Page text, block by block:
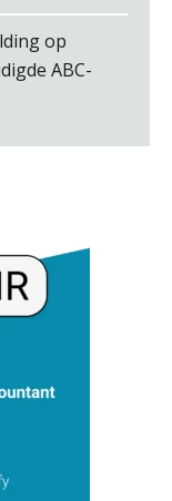
op
ABC-